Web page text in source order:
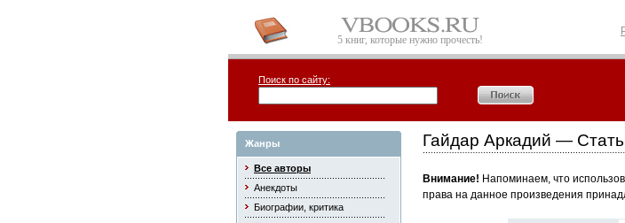
5 книг, которые нужно прочесть!
Поиск по сайту:
Жанры
Все авторы
Анекдоты
Биографии, критика
Гайдар Аркадий —
Внимание! Напоминаем, что
права на данное произведения